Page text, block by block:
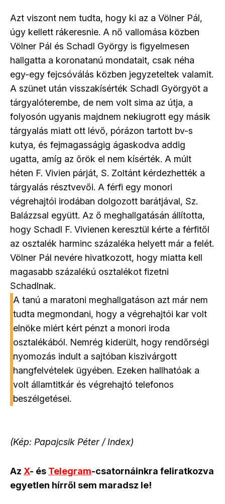
Azt viszont nem tudta, hogy ki az a Völner Pál,
úgy kellett rákeresnie. A nő vallomása közben
Völner Pál és Schadl György is figyelmesen
hallgatta a koronatanú mondatait, csak néha
egy-egy fejcsóválás közben jegyzeteltek valamit.
A szünet után visszakísérték Schadl Györgyöt a
tárgyalóterembe, de nem volt sima az útja, a
folyosón ugyanis majdnem nekiugrott egy másik
tárgyalás miatt ott lévő, pórázon tartott bv-s
kutya, és fejmagasságig ágaskodva addig
ugatta, amíg az őrök el nem kísérték. A múlt
héten F. Vivien párját, S. Zoltánt kérdezhették a
tárgyalás résztvevői. A férfi egy monori
végrehajtói irodában dolgozott barátjával, Sz.
Balázzsal együtt. Az ő meghallgatásán állította,
hogy Schadl F. Vivienen keresztül kérte a férfitől
az osztalék harminc százaléka helyett már a felét.
Völner Pál nevére hivatkozott, hogy miatta kell
magasabb százalékú osztalékot fizetni
Schadlnak.
A tanú a maratoni meghallgatáson azt már nem
tudta megmondani, hogy a végrehajtói kar volt
elnöke miért kért pénzt a monori iroda
osztalékából. Nemrég kiderült, hogy rendőrségi
nyomozás indult a sajtóban kiszivárgott
hangfelvételek ügyében. Ezeken hallhatóak a
volt államtitkár és végrehajtó telefonos
beszélgetései.
(Kép: Papajcsik Péter / Index)
Az X- és Telegram-csatornáinkra feliratkozva
egyetlen hírről sem maradsz le!